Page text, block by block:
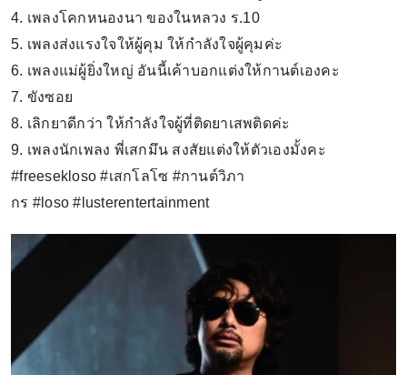
4. เพลงโคกหนองนา ของในหลวง ร.10
5. เพลงส่งแรงใจให้ผู้คุม ให้กำลังใจผู้คุมค่ะ
6. เพลงแม่ผู้ยิ่งใหญ่ อันนี้เค้าบอกแต่งให้กานต์เองคะ
7. ขังซอย
8. เลิกยาดีกว่า ให้กำลังใจผู้ที่ติดยาเสพติดค่ะ
9. เพลงนักเพลง พี่เสกมึน สงสัยแต่งให้ตัวเองมั้งคะ
#freesekloso #เสกโลโซ #กานต์วิภา
กร #loso #lusterentertainment